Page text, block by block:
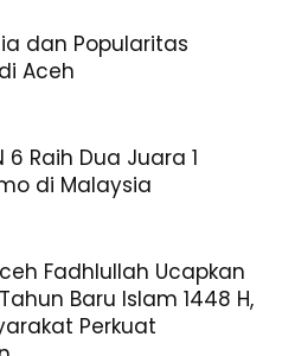
dan Popularitas
Aceh
6 Raih Dua Juara 1
di Malaysia
Fadhlullah Ucapkan
Baru Islam 1448 H,
Perkuat